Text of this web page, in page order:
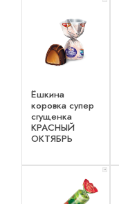
Ёшкина
коровка супер
сгущенка
КРАСНЫЙ
ОКТЯБРЬ
x 1